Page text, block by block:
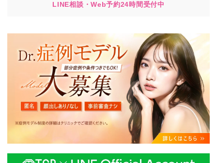
LINE相談・Web予約24時間受付中